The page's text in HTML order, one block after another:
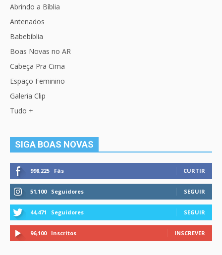
Abrindo a Bíblia
Antenados
Babebíblia
Boas Novas no AR
Cabeça Pra Cima
Espaço Feminino
Galeria Clip
Tudo +
SIGA BOAS NOVAS
998,225 Fãs CURTIR
51,100 Seguidores SEGUIR
44,471 Seguidores SEGUIR
96,100 Inscritos INSCREVER